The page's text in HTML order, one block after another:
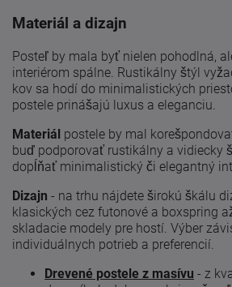
Materiál a dizajn
Posteľ by mala byť nielen pohodlná,
interiérom spálne. Rustikálny štýl
kov sa hodí do minimalistických
postele prinášajú luxus a eleganciu.
Materiál postele by mal
buď podporovať rustikálny a vidiecky
dopĺňať minimalistický či elegantný
Dizajn - na trhu nájdete širokú škálu
klasických cez futonové a boxspring
skladacie modely pre hostí. Výber
individuálnych potrieb a preferencií.
Drevené postele z masívu - z